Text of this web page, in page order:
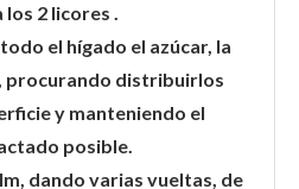
los 2 licores .
el hígado el azúcar, la
procurando distribuirlos
y manteniendo el
posible.
dando varias vueltas, de